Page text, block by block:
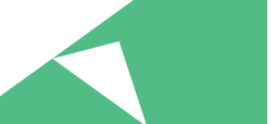
10 00